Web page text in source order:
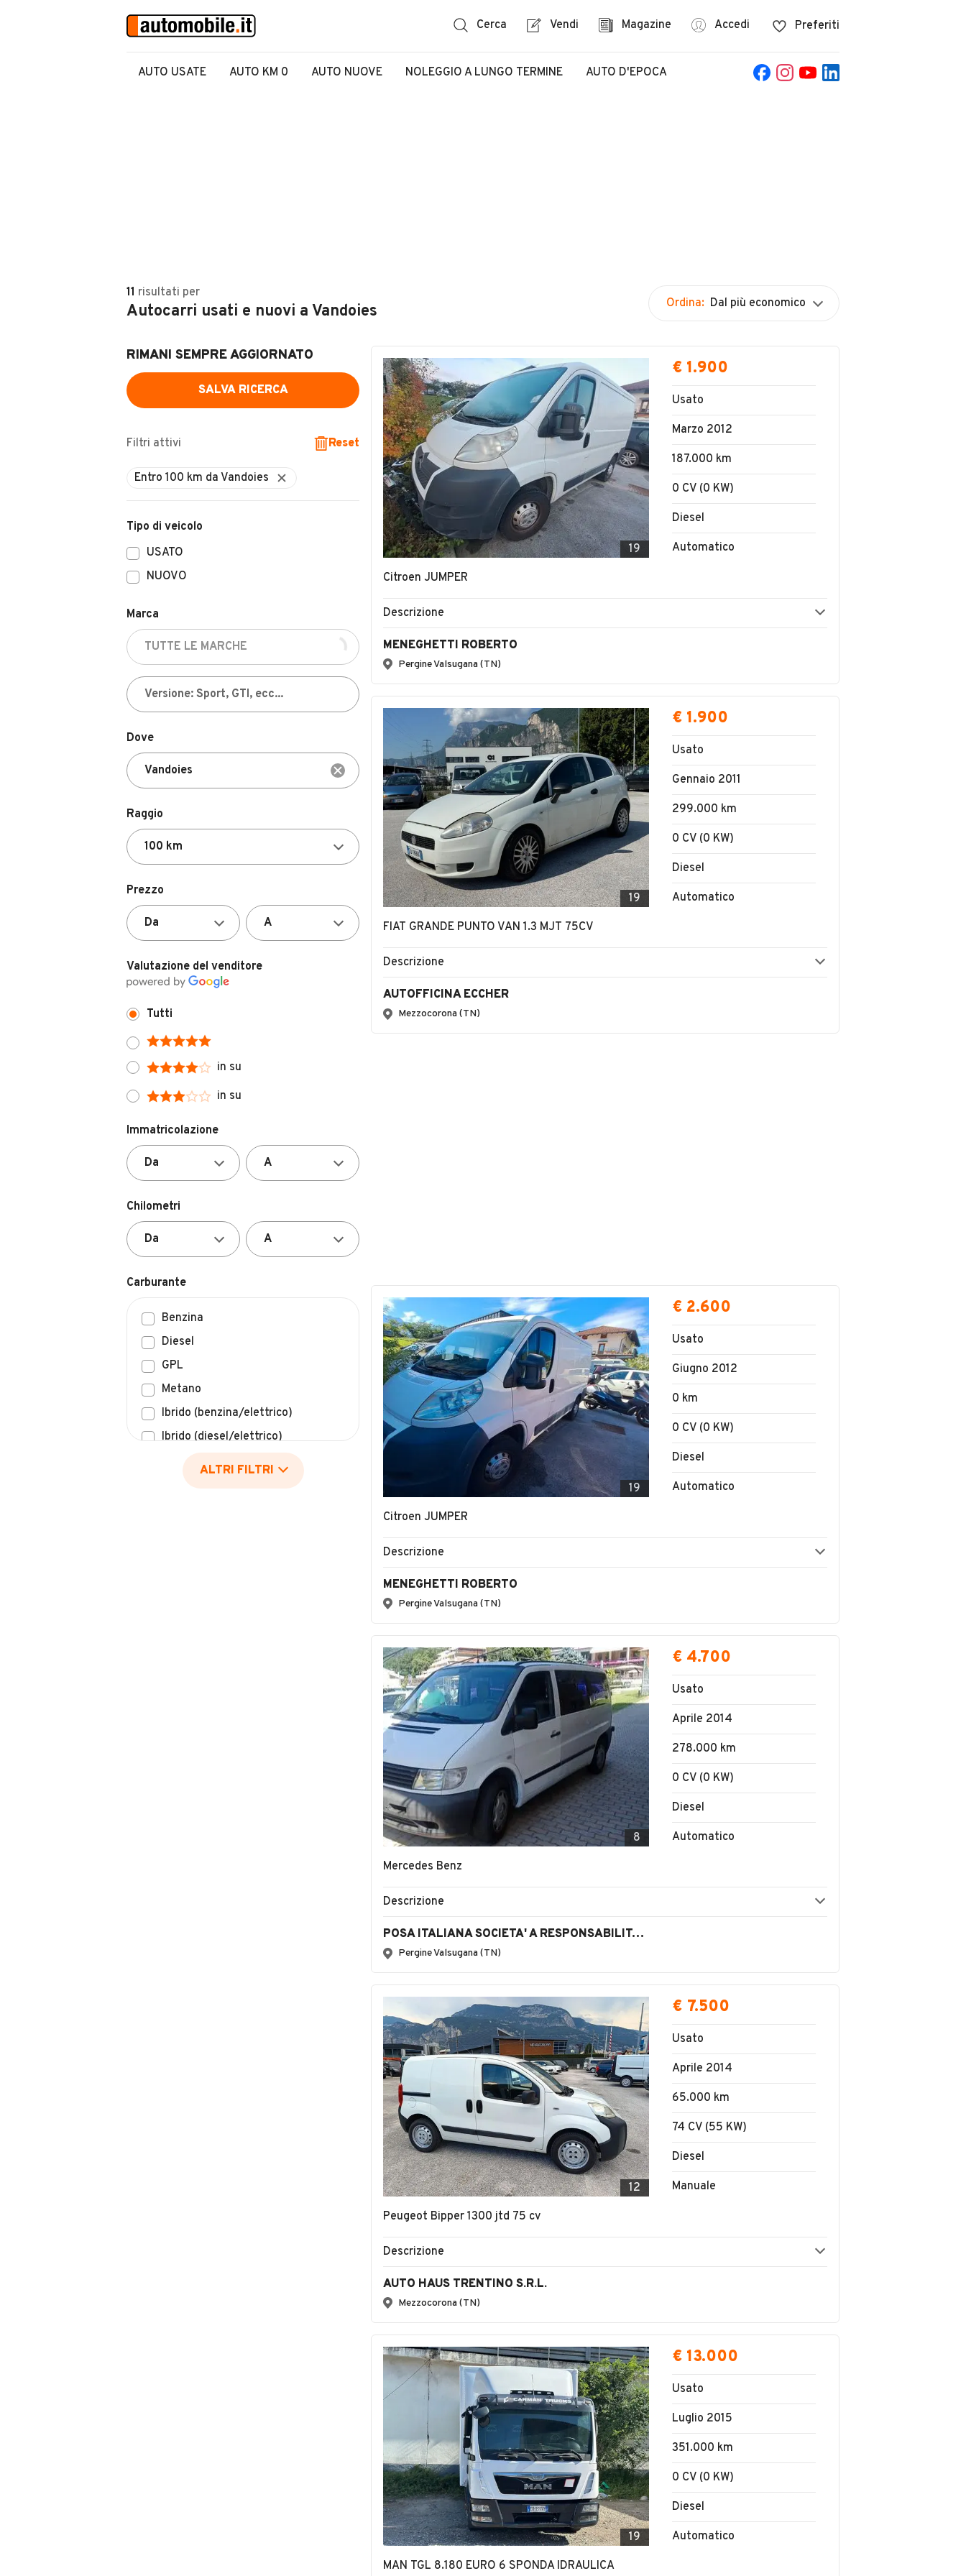
Cerca Vendi Magazine Accedi Preferiti
AUTO USATE AUTO KM 0 AUTO NUOVE NOLEGGIO A LUNGO TERMINE AUTO D'EPOCA
11 risultati per
Autocarri usati e nuovi a Vandoies Ordina: Dal più economico
RIMANI SEMPRE AGGIORNATO
SALVA RICERCA
Filtri attivi Reset
Entro 100 km da Vandoies
Tipo di veicolo
USATO
NUOVO
Marca
Dove
Raggio
Prezzo
Valutazione del venditore
Tutti
in su
in su
Immatricolazione
Chilometri
Carburante
Benzina
Diesel
GPL
Metano
Ibrido (benzina/elettrico)
Ibrido (diesel/elettrico)
Elettrico
Idrogeno
ALTRI FILTRI
19
Citroen JUMPER
€ 1.900
Usato
Marzo 2012
187.000 km
0 CV (0 KW)
Diesel
Automatico
Descrizione
MENEGHETTI ROBERTO
Pergine Valsugana (TN)
19
FIAT GRANDE PUNTO VAN 1.3 MJT 75CV
€ 1.900
Usato
Gennaio 2011
299.000 km
0 CV (0 KW)
Diesel
Automatico
Descrizione
AUTOFFICINA ECCHER
Mezzocorona (TN)
19
Citroen JUMPER
€ 2.600
Usato
Giugno 2012
0 km
0 CV (0 KW)
Diesel
Automatico
Descrizione
MENEGHETTI ROBERTO
Pergine Valsugana (TN)
8
Mercedes Benz
€ 4.700
Usato
Aprile 2014
278.000 km
0 CV (0 KW)
Diesel
Automatico
Descrizione
POSA ITALIANA SOCIETA' A RESPONSABILITA' LIMITATA SEMPLIFICATA
Pergine Valsugana (TN)
12
Peugeot Bipper 1300 jtd 75 cv
€ 7.500
Usato
Aprile 2014
65.000 km
74 CV (55 KW)
Diesel
Manuale
Descrizione
AUTO HAUS TRENTINO S.R.L.
Mezzocorona (TN)
19
MAN TGL 8.180 EURO 6 SPONDA IDRAULICA
€ 13.000
Usato
Luglio 2015
351.000 km
0 CV (0 KW)
Diesel
Automatico